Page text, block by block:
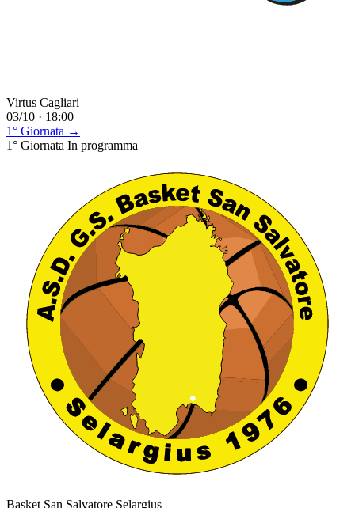
Virtus Cagliari
03/10 · 18:00
1° Giornata →
1° Giornata In programma
Basket San Salvatore Selargius